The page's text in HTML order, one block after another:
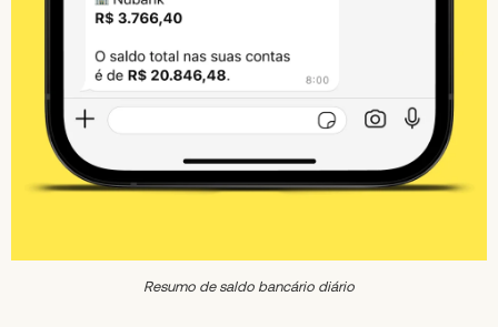
Resumo de saldo bancário diário